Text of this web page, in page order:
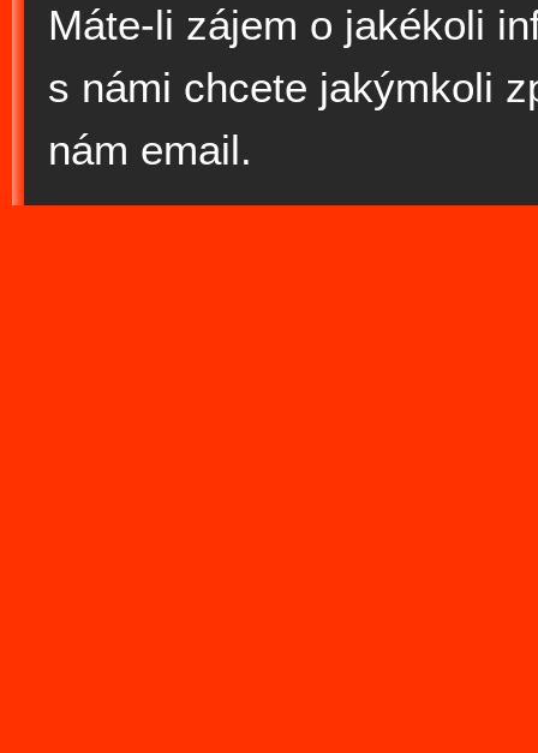
Máte-li zájem o jakékoli
s námi chcete jakýmkoli
nám email.